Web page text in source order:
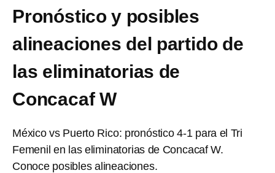
Pronóstico y posibles
alineaciones del partido de
las eliminatorias de
Concacaf W
México vs Puerto Rico: pronóstico 4-1 para el Tri
Femenil en las eliminatorias de Concacaf W.
Conoce posibles alineaciones.